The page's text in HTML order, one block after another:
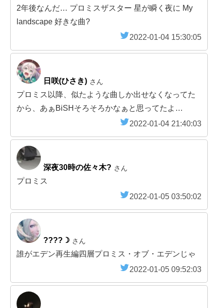
2年後なんだ… プロミスザスター 星が瞬く夜に My
landscape 好きな曲?
2022-01-04 15:30:05
日咲(ひさき) さん
プロミス以降、似たような曲しか出せなくなってた
から、あぁBiSHそろそろかなぁと思ってたよ…
2022-01-04 21:40:03
深夜30時の佐々木? さん
プロミス
2022-01-05 03:50:02
????☽ さん
誰がエデン再生編四層プロミス・オブ・エデンじゃ
2022-01-05 09:52:03